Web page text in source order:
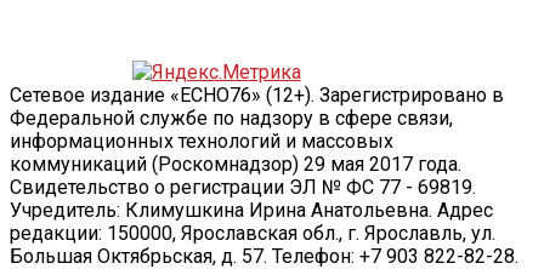
Сетевое издание «ECHO76» (12+). Зарегистрировано в
Федеральной службе по надзору в сфере связи,
информационных технологий и массовых
коммуникаций (Роскомнадзор) 29 мая 2017 года.
Свидетельство о регистрации ЭЛ № ФС 77 - 69819.
Учредитель: Климушкина Ирина Анатольевна. Адрес
редакции: 150000, Ярославская обл., г. Ярославль, ул.
Большая Октябрьская, д. 57. Телефон: +7 903 822-82-28.